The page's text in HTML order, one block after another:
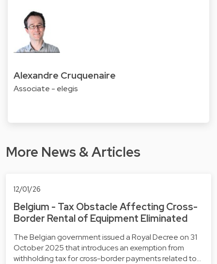
Alexandre Cruquenaire
Associate - elegis
More News & Articles
12/01/26
Belgium - Tax Obstacle Affecting Cross-
Border Rental of Equipment Eliminated
The Belgian government issued a Royal Decree on 31
October 2025 that introduces an exemption from
withholding tax for cross-border payments related to…